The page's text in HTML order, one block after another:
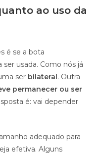
ao uso da
é se a bota
usada. Como nós já
ser bilateral. Outra
permanecer ou ser
é: vai depender
adequado para
efetiva. Alguns